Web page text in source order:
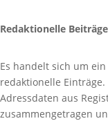
Redaktionelle
Es handelt sich um
redaktionelle
Adressdaten aus
zusammengetragen